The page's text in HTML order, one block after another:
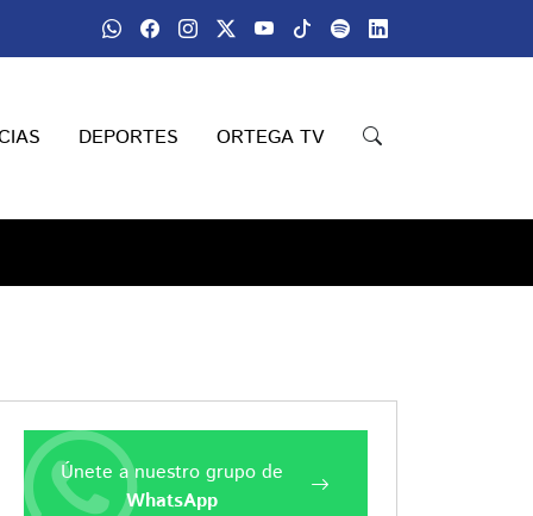
DEPORTES ORTEGA TV
Únete a nuestro grupo de
WhatsApp